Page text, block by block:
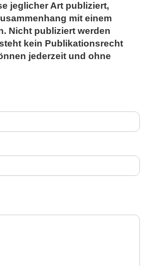
jeglicher Art publiziert,
mit einem
Nicht publiziert werden
kein Publikationsrecht
jederzeit und ohne